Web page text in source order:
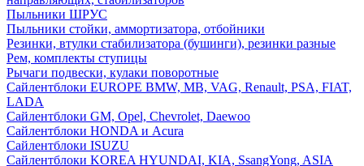
Пыльники ШРУС
Пыльники стойки, аммортизатора, отбойники
Резинки, втулки стабилизатора (бушинги), резинки разные
Рем, комплекты ступицы
Рычаги подвески, кулаки поворотные
Сайлентблоки EUROPE BMW, MB, VAG, Renault, PSA, FIAT,
LADA
Сайлентблоки GM, Opel, Chevrolet, Daewoo
Сайлентблоки HONDA и Acura
Сайлентблоки ISUZU
Сайлентблоки KOREA HYUNDAI, KIA, SsangYong, ASIA